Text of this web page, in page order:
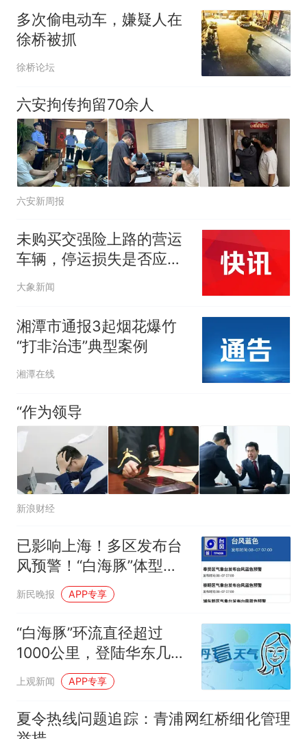
多次偷电动车，嫌疑人在
徐桥被抓
徐桥论坛
六安拘传拘留70余人
六安新周报
未购买交强险上路的营运
车辆，停运损失是否应予
支持？
大象新闻
湘潭市通报3起烟花爆竹
“打非治违”典型案例
湘潭在线
“作为领导
新浪财经
已影响上海！多区发布台
风预警！“白海豚”体型变
大，近似13个浙江面积，
中心即将进入东海，暴雨
啥时来？
新民晚报 APP专享
“白海豚”环流直径超过
1000公里，登陆华东几成
定局！申城周末大风大雨
上观新闻 APP专享
夏令热线问题追踪：青浦网红桥细化管理